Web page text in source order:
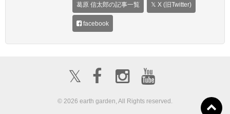
葛原 信太郎の記事一覧 𝕏 X (旧Twitter)
facebook
𝕏
© 2026 earth garden, All Rights reserved.